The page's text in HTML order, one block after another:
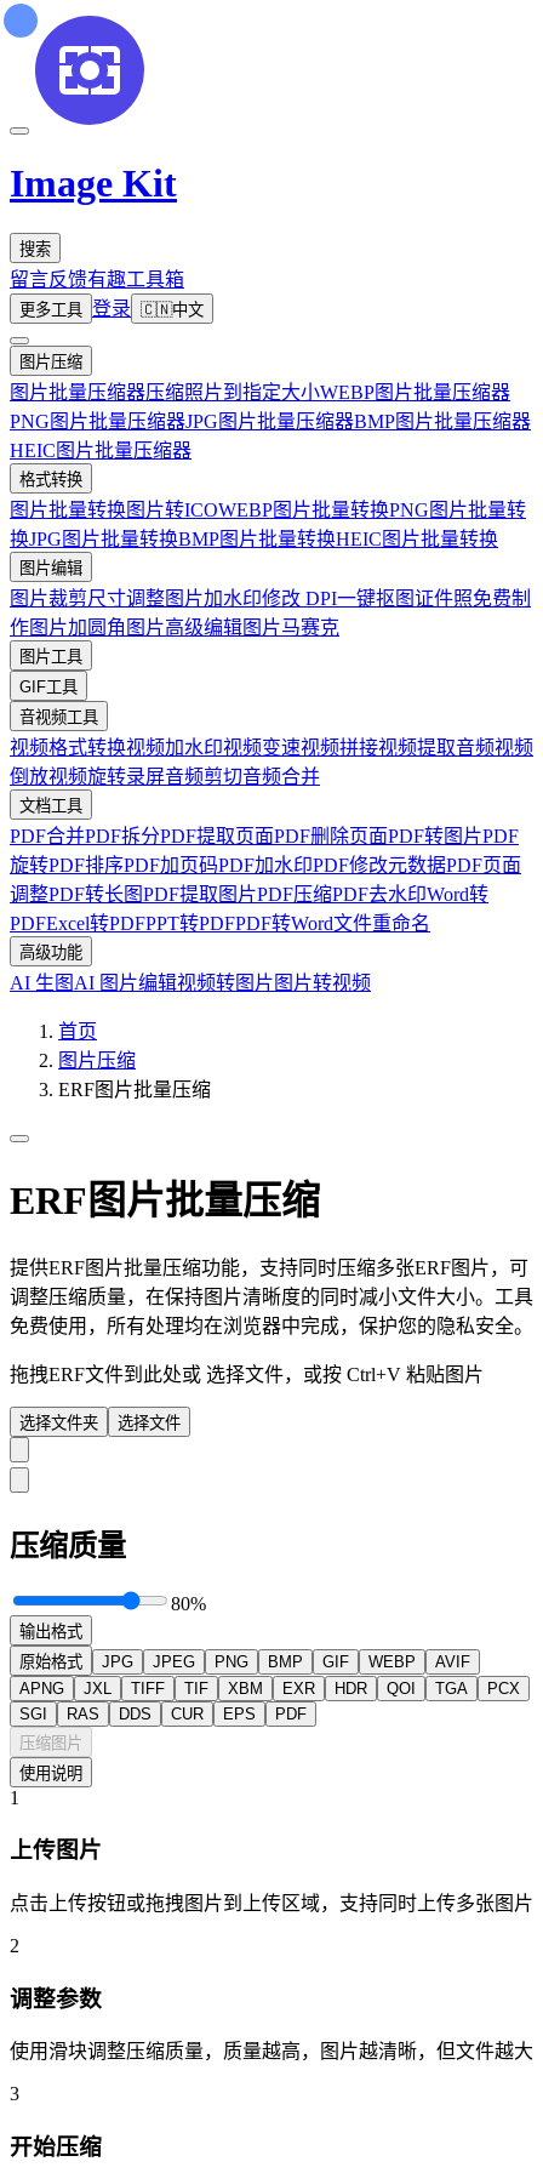
Image Kit
搜索
留言反馈有趣工具箱
更多工具 登录 🇨🇳中文
图片压缩
图片批量压缩器压缩照片到指定大小WEBP图片批量压缩器
PNG图片批量压缩器JPG图片批量压缩器BMP图片批量压缩器
HEIC图片批量压缩器
格式转换
图片批量转换图片转ICOWEBP图片批量转换PNG图片批量转
换JPG图片批量转换BMP图片批量转换HEIC图片批量转换
图片编辑
图片裁剪尺寸调整图片加水印修改 DPI一键抠图证件照免费制
作图片加圆角 图片高级编辑图片马赛克
图片工具
GIF工具
音视频工具
视频格式转换视频加水印视频变速视频拼接视频提取音频视频
倒放视频旋转录屏音频剪切音频合并
文档工具
PDF合并PDF拆分PDF提取页面PDF删除页面PDF转图片PDF
旋转PDF排序PDF加页码PDF加水印PDF修改元数据PDF页面
调整PDF转长图PDF提取图片PDF压缩PDF去水印Word转
PDFExcel转PDFPPT转PDFPDF转Word文件重命名
高级功能
AI 生图 AI 图片编辑视频转图片 图片转视频
首页
图片压缩
ERF图片批量压缩
ERF图片批量压缩
提供ERF图片批量压缩功能，支持同时压缩多张ERF图片，可
调整压缩质量，在保持图片清晰度的同时减小文件大小。工具
免费使用，所有处理均在浏览器中完成，保护您的隐私安全。
拖拽ERF文件到此处或 选择文件，或按 Ctrl+V 粘贴图片
选择文件夹 选择文件
压缩质量
80%
输出格式
原始格式
JPG JPEG PNG BMP GIF WEBP
AVIF
APNG
JXL TIFF TIF XBM EXR HDR QOI TGA
PCX
SGI
RAS DDS CUR EPS
PDF
压缩图片
使用说明
1
上传图片
点击上传按钮或拖拽图片到上传区域，支持同时上传多张图片
2
调整参数
使用滑块调整压缩质量，质量越高，图片越清晰，但文件越大
3
开始压缩